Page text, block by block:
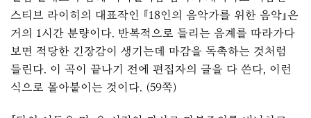
스티브 라이히의 대표작인 『18인의 음악가를 위한 음악』은
거의 1시간 분량이다. 반복적으로 들리는 음계를 따라가다
보면 적당한 긴장감이 생기는데 마감을 독촉하는 것처럼
들린다. 이 곡이 끝나기 전에 편집자의 글을 다 쓴다, 이런
식으로 몰아붙이는 것이다. (59쪽)